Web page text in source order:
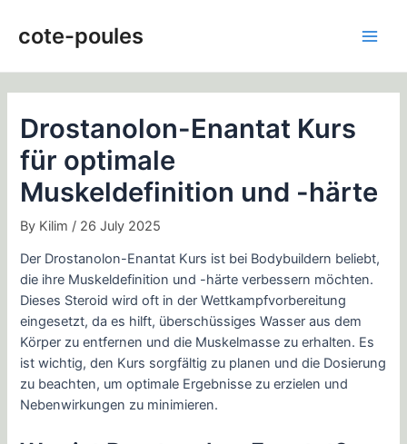
cote-poules
Drostanolon-Enantat Kurs
für optimale
Muskeldefinition und -härte
By Kilim / 26 July 2025
Der Drostanolon-Enantat Kurs ist bei Bodybuildern beliebt,
die ihre Muskeldefinition und -härte verbessern möchten.
Dieses Steroid wird oft in der Wettkampfvorbereitung
eingesetzt, da es hilft, überschüssiges Wasser aus dem
Körper zu entfernen und die Muskelmasse zu erhalten. Es
ist wichtig, den Kurs sorgfältig zu planen und die Dosierung
zu beachten, um optimale Ergebnisse zu erzielen und
Nebenwirkungen zu minimieren.
navigation